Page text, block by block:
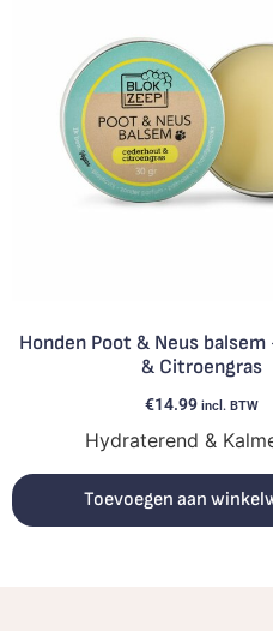
Honden Poot & Neus
& Citroengras
€14.99 incl. BTW
Hydraterend &
Toevoegen aan